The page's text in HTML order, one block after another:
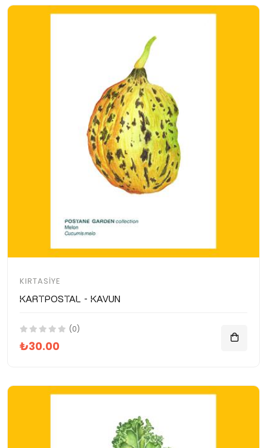
KIRTASIYE
Kartpostal - Kavun
(0)
₺30.00